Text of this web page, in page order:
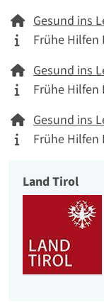
NetzwerkGesund ins
Frühe
NetzwerkGesund ins
Frühe
NetzwerkGesund ins
Frühe
Organisation
Land Tirol